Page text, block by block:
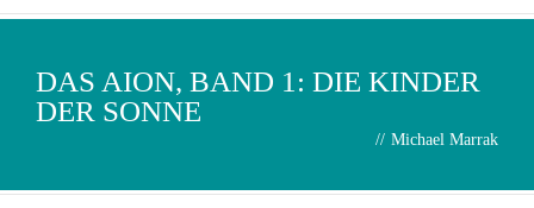
DAS AION, BAND 1: DIE KINDER
DER SONNE
// Michael Marrak